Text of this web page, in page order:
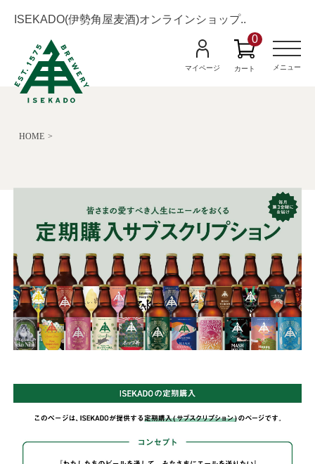
ISEKADO(伊勢角屋麦酒)オンラインショップ..
マイページ カート
0
M
e
n
メニュー
HOME